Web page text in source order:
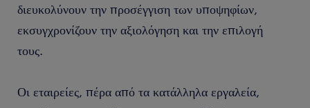
διευκολύνουν την προσέγγιση των υποψηφίων,
εκσυγχρονίζουν την αξιολόγηση και την επιλογή
τους.
Οι εταιρείες, πέρα από τα κατάλληλα εργαλεία,